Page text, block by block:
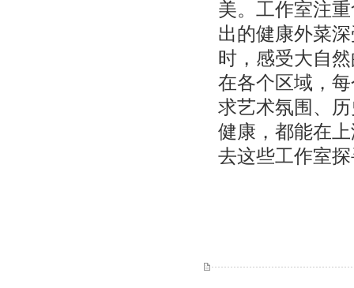
美。工作室注
出的健康外菜
时，感受大自
在各个区域，
求艺术氛围、
健康，都能在
去这些工作室